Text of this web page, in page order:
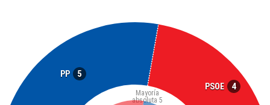
PP 5
PSOE 4
Mayoría
absoluta 5